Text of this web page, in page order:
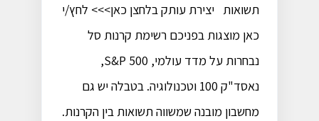
תשואות יצירת עותק בלחצן כאן>>> לחץ/י
כאן מוצגות בפניכם רשימת קרנות סל
נבחרות על מדד עולמי, S&P 500,
נאסד"ק 100 וטכנולוגיה. בטבלה יש גם
מחשבון מובנה שמשווה תשואות בין הקרנות.